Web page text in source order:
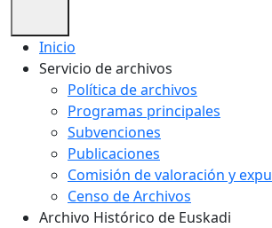
Inicio
Servicio de archivos
Política de archivos
Programas principales
Subvenciones
Publicaciones
Comisión de valoración y
Censo de Archivos
Archivo Histórico de Euskadi